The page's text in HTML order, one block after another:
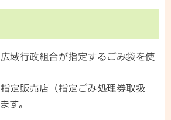
域行政組合が指定するごみ袋を使
定販売店（指定ごみ処理券取扱
す。